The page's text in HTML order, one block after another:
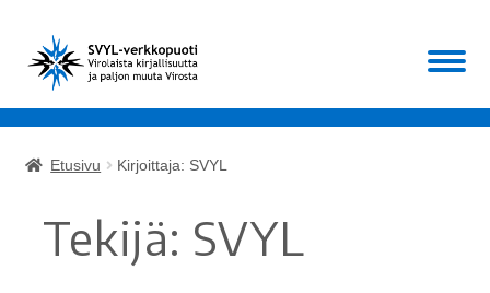
Siirry
navigointiin
Siirry
sisältöön
Valikko
Muut
Etusivu Kirjoittaja: SVYL
Tekijä: SVYL